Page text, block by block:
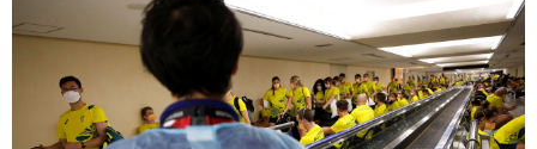
Guía de Japón
Vídeos e imágenes